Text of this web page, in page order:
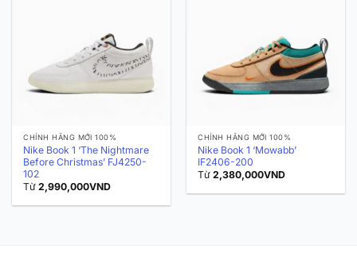
CHÍNH HÃNG MỚI 100%
Nike Book 1 ‘The Nightmare
Before Christmas’ FJ4250-
102
Từ2,990,000VND
CHÍNH HÃNG MỚI 100%
Nike Book 1 ‘Mowabb’
IF2406-200
Từ2,380,000VND